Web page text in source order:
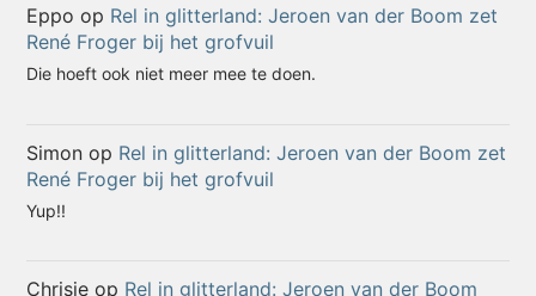
Eppo op Rel in glitterland: Jeroen van der Boom zet
René Froger bij het grofvuil
Die hoeft ook niet meer mee te doen.
Simon op Rel in glitterland: Jeroen van der Boom zet
René Froger bij het grofvuil
Yup!!
Chrisje op Rel in glitterland: Jeroen van der Boom